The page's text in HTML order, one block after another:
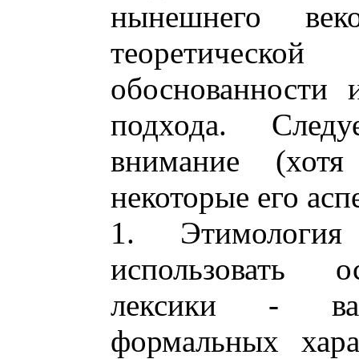
нынешнего
обоснованности
подхода.
внимание
некоторые его
1.
использовать
лексики -
формальных